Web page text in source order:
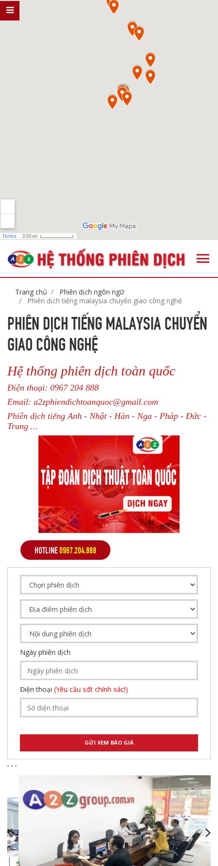
BẮC NINH TUYÊN QUANG
Trang chủ
Phiên dịch ngôn ngữ
Phiên dịch tiếng malaysia chuyển giao công nghệ
PHIÊN DỊCH TIẾNG MALAYSIA CHUYỂN
GIAO CÔNG NGHỆ
Hệ thống phiên dịch toàn quốc
Điện thoại: 0967 204 888
Email: a2zphiendichtoanquoc@gmail.com
Phiên dịch tiếng Anh - Nhật - Hàn - Nga - Pháp - Đức -
Trung ...
HOTLINE0967.204.888
Ngày phiên dịch
Điện thoại (Yêu cầu sđt chính xác!)
, , ,